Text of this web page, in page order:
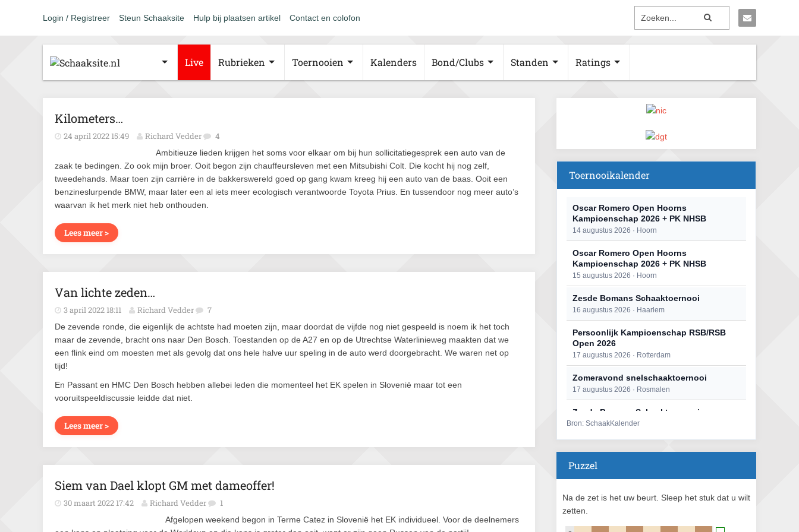
Login / Registreer Steun Schaaksite Hulp bij plaatsen artikel Contact en colofon
Live Rubrieken Toernooien Kalenders Bond/Clubs Standen Ratings
Kilometers…
24 april 2022 15:49 Richard Vedder 4
Ambitieuze lieden krijgen het soms voor elkaar om bij hun sollicitatiegesprek een auto van de
zaak te bedingen. Zo ook mijn broer. Ooit begon zijn chauffeursleven met een Mitsubishi Colt. Die kocht hij nog zelf,
tweedehands. Maar toen zijn carrière in de bakkerswereld goed op gang kwam kreeg hij een auto van de baas. Ooit een
benzineslurpende BMW, maar later een al iets meer ecologisch verantwoorde Toyota Prius. En tussendoor nog meer auto’s
waarvan ik het merk niet heb onthouden.
Lees meer >
Van lichte zeden…
3 april 2022 18:11 Richard Vedder 7
De zevende ronde, die eigenlijk de achtste had moeten zijn, maar doordat de vijfde nog niet gespeeld is noem ik het toch
maar de zevende, bracht ons naar Den Bosch. Toestanden op de A27 en op de Utrechtse Waterlinieweg maakten dat we
een flink eind om moesten met als gevolg dat ons hele halve uur speling in de auto werd doorgebracht. We waren net op
tijd!
En Passant en HMC Den Bosch hebben allebei leden die momenteel het EK spelen in Slovenië maar tot een
vooruitspeeldiscussie leidde dat niet.
Lees meer >
Siem van Dael klopt GM met dameoffer!
30 maart 2022 17:42 Richard Vedder 1
Afgelopen weekend begon in Terme Catez in Slovenië het EK individueel. Voor de deelnemers
Toernooikalender
Oscar Romero Open Hoorns
Kampioenschap 2026 + PK NHSB
14 augustus 2026 · Hoorn
Oscar Romero Open Hoorns
Kampioenschap 2026 + PK NHSB
15 augustus 2026 · Hoorn
Zesde Bomans Schaaktoernooi
16 augustus 2026 · Haarlem
Persoonlijk Kampioenschap RSB/RSB
Open 2026
17 augustus 2026 · Rotterdam
Zomeravond snelschaaktoernooi
17 augustus 2026 · Rosmalen
Zesde Bomans Schaaktoernooi
17 augustus 2026 · Haarlem
Persoonlijk Kampioenschap RSB/RSB
Mat op ‘t Wad
Bron: SchaakKalender
Puzzel
Na de zet is het uw beurt. Sleep het stuk dat u wilt
zetten.